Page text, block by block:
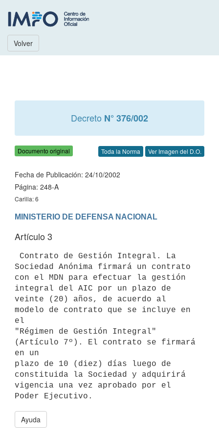
Volver
Decreto N° 376/002
Documento original Toda la Norma Ver Imagen del D.O.
Fecha de Publicación: 24/10/2002
Página: 248-A
Carilla: 6
MINISTERIO DE DEFENSA NACIONAL
Artículo 3
Sociedad Anónima firmará un contrato
con el MDN para efectuar la gestión
integral del AIC por un plazo de
veinte (20) años, de acuerdo al
modelo de contrato que se incluye en
el
"Régimen de Gestión Integral"
(Artículo 7º). El contrato se firmará
en un
plazo de 10 (diez) días luego de
constituida la Sociedad y adquirirá
vigencia una vez aprobado por el
Ayuda